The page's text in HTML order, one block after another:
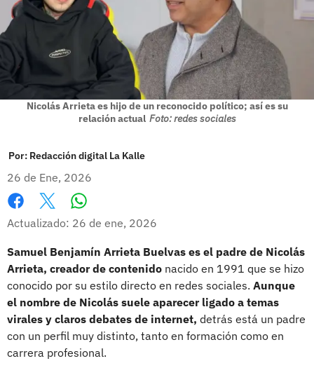
Nicolás Arrieta es hijo de un reconocido político; así es su
relación actual Foto: redes sociales
Por: Redacción digital La Kalle
26 de Ene, 2026
Facebook
X
Actualizado: 26 de ene, 2026
Samuel Benjamín Arrieta Buelvas es el padre de Nicolás
Arrieta, creador de contenido nacido en 1991 que se hizo
conocido por su estilo directo en redes sociales. Aunque
el nombre de Nicolás suele aparecer ligado a temas
virales y claros debates de internet, detrás está un padre
con un perfil muy distinto, tanto en formación como en
carrera profesional.